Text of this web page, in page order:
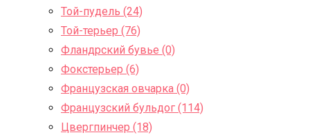
Той-пудель (24)
Той-терьер (76)
Фландрский бувье (0)
Фокстерьер (6)
Французская овчарка (0)
Французский бульдог (114)
Цвергпинчер (18)